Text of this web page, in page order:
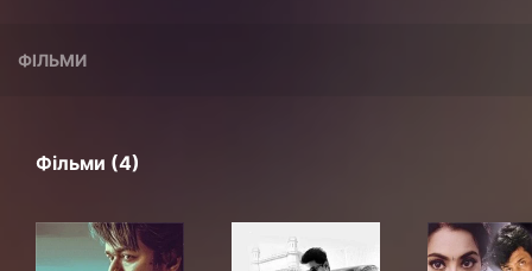
ФІЛЬМИ
Фільми (4)